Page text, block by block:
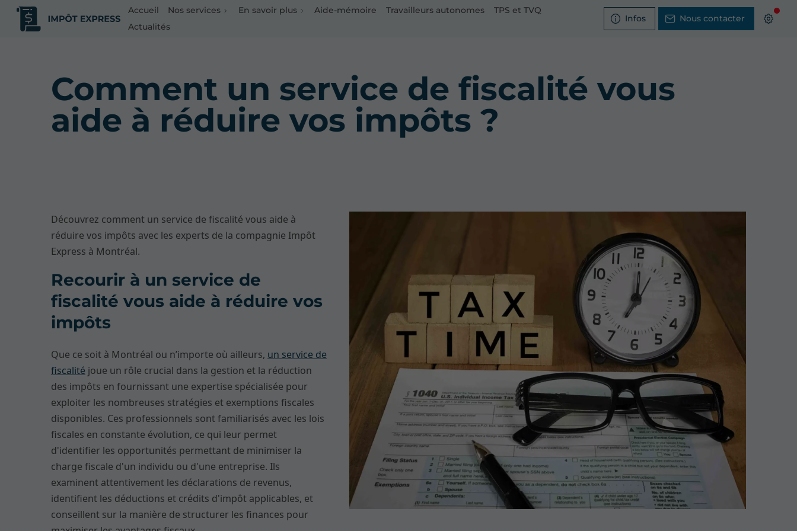
Accueil Nos services En savoir plus Aide-mémoire Travailleurs autonomes
TPS et TVQ
Actualités
Infos Nous contacter
Comment un service de fiscalité vous
aide à réduire vos impôts ?
Découvrez comment un service de fiscalité vous aide à
réduire vos impôts avec les experts de la compagnie Impôt
Express à Montréal.
Recourir à un service de
fiscalité vous aide à réduire vos
impôts
Que ce soit à Montréal ou n’importe où ailleurs, un service de
fiscalité joue un rôle crucial dans la gestion et la réduction
des impôts en fournissant une expertise spécialisée pour
exploiter les nombreuses stratégies et exemptions fiscales
disponibles. Ces professionnels sont familiarisés avec les lois
fiscales en constante évolution, ce qui leur permet
d'identifier les opportunités permettant de minimiser la
charge fiscale d'un individu ou d'une entreprise. Ils
examinent attentivement les déclarations de revenus,
identifient les déductions et crédits d'impôt applicables, et
conseillent sur la manière de structurer les finances pour